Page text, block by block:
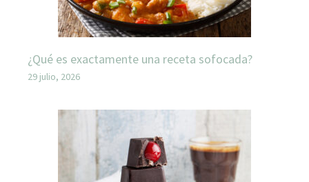
¿Qué es exactamente una receta sofocada?
29 julio, 2026